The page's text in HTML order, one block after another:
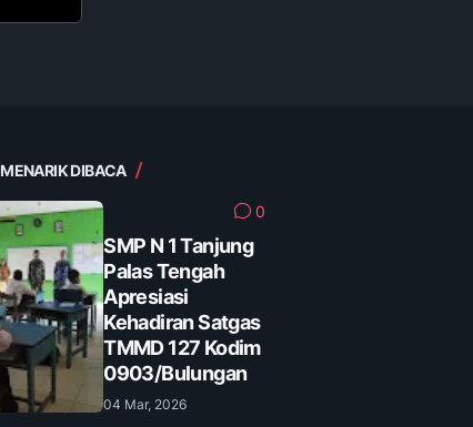
MENARIK DIBACA
0
SMP N 1 Tanjung
Palas Tengah
Apresiasi
Kehadiran Satgas
TMMD 127 Kodim
0903/Bulungan
04 Mar, 2026